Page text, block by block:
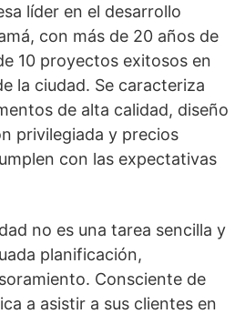
líder en el desarrollo
con más de 20 años de
10 proyectos exitosos en
la ciudad. Se caracteriza
de alta calidad, diseño
privilegiada y precios
con las expectativas
no es una tarea sencilla y
planificación,
Consciente de
a asistir a sus clientes en